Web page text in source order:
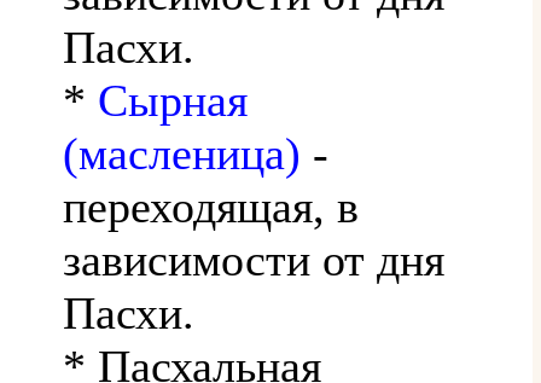
Пасхи.
* Сырная
(масленица) -
переходящая, в
зависимости от дня
Пасхи.
* Пасхальная